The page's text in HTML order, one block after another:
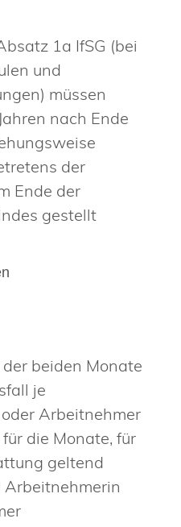
1a IfSG (bei
und
müssen
nach Ende
der
Ende der
gestellt
beiden Monate
je
Arbeitnehmer
die Monate, für
geltend